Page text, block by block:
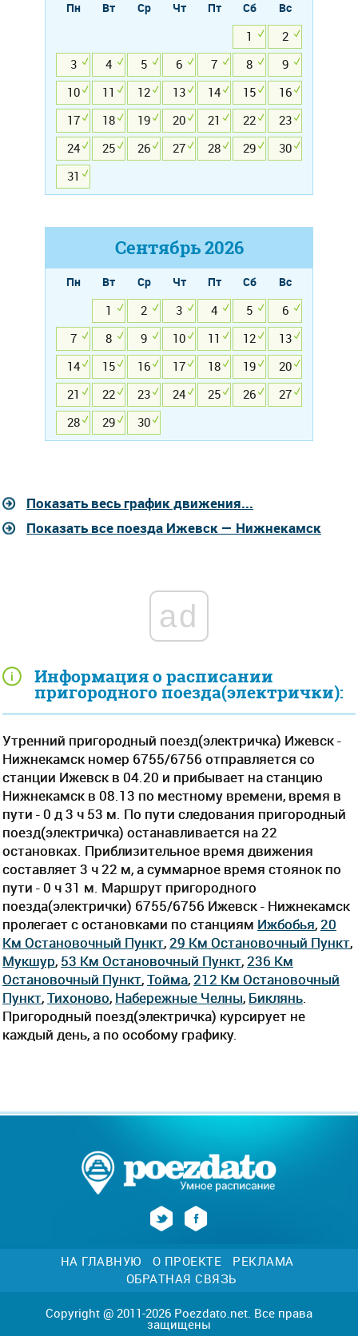
Информация о расписании
пригородного поезда(электрички):
Утренний пригородный поезд(электричка) Ижевск -
Нижнекамск номер 6755/6756 отправляется со
станции Ижевск в 04.20 и прибывает на станцию
Нижнекамск в 08.13 по местному времени, время в
пути - 0 д 3 ч 53 м. По пути следования пригородный
поезд(электричка) останавливается на 22
остановках. Приблизительное время движения
составляет 3 ч 22 м, а суммарное время стоянок по
пути - 0 ч 31 м. Маршрут пригородного
поезда(электрички) 6755/6756 Ижевск - Нижнекамск
пролегает c остановками по станциям Ижбобья,20
Км Остановочный Пункт,29 Км Остановочный Пункт,
Мукшур, 53 Км Остановочный Пункт,236 Км
Остановочный Пункт,Тойма,212 Км Остановочный
Пункт,Тихоново, Набережные Челны, Биклянь
Пригородный поезд(электричка) курсирует не
каждый день, а по особому графику.
Пн Вт Ср Чт Пт Сб
Вс
1
2
3
4 5 6 7 8
9
10
11 12 13 14 15
16
17
18 19 20 21 22
23
24
25 26 27 28 29
30
31
Сентябрь2026
Пн Вт Ср Чт Пт Сб
Вс
1
2 3 4 5
6
7
8 9 10 11 12
13
14
15 16 17 18 19
20
21
22 23 24 25 26
27
28
29 30
Показать весь график движения...
Показать все поезда Ижевск — Нижнекамск
ad
НА ГЛАВНУЮ О ПРОЕКТЕ
РЕКЛАМА
ОБРАТНАЯ СВЯЗЬ
Copyright @ 2011-2026 Poezdato.net. Все права
защищены